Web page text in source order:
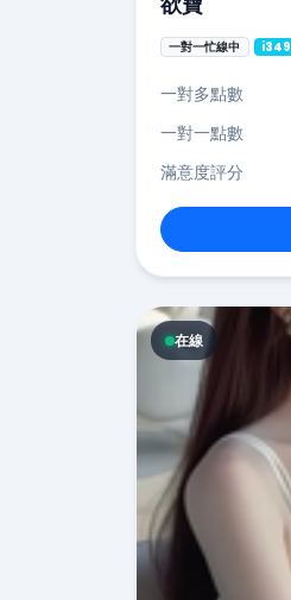
一對一忙線中 i349
一對多點數
一對一點數
滿意度評分
在線